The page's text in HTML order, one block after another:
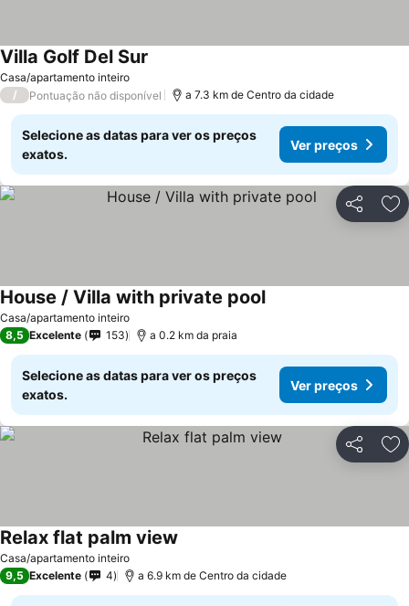
Casa/apartamento inteiro
Villa Golf Del Sur
/ Pontuação não disponível a 7.3 km de Centro da cidade
Selecione as datas para ver os preços
exatos.
Ver preços
Partilhar
Casa/apartamento inteiro
House / Villa with private poolVer preços
8,5 Excelente 153 a 0.2 km da praia
Selecione as datas para ver os preços
exatos.
Ver preços
Partilhar
Casa/apartamento inteiro
Relax flat palm view
9,5 Excelente 4 a 6.9 km de Centro da cidade